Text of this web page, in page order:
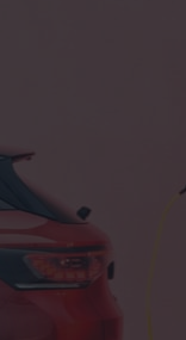
Оферти и акции
carLOG